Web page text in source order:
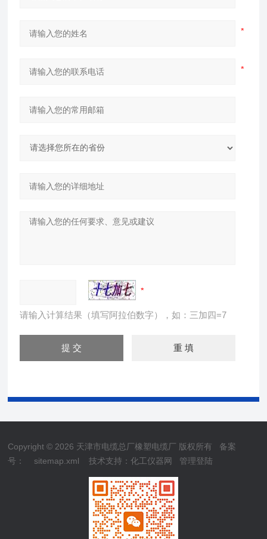
请输入计算结果（填写阿拉伯数字），如：三加四=7
Copyright © 2026 天津市电缆总厂橡塑电缆厂 版权所有 备案
号：
sitemap.xml 技术支持：化工仪器网 管理登陆